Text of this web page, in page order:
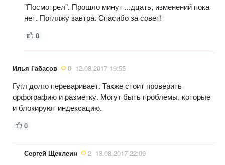
"Посмотрел". Прошло минут ...дцать, изменений пока
нет. Погляжу завтра. Спасибо за совет!
0
Илья Габасов 0 12.08.2017 19:55
Гугл долго переваривает. Также стоит проверить
орфографию и разметку. Могут быть проблемы, которые
и блокируют индексацию.
0
Сергей Щеклеин 2 13.08.2017 22:09